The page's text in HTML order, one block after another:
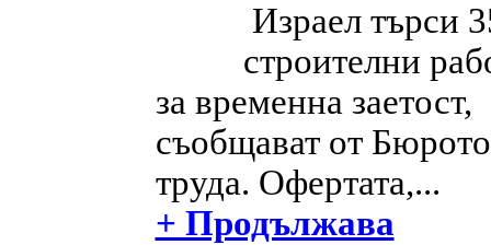
Израел търси
строителни
за временна заетост,
съобщават от
труда. Офертата,...
+ Продължава